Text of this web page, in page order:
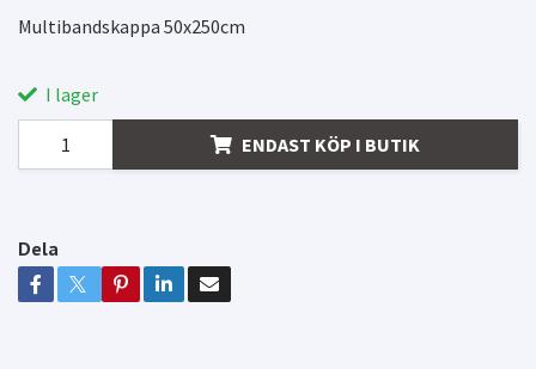
Multibandskappa 50x250cm
I lager
ENDAST KÖP I BUTIK
Dela